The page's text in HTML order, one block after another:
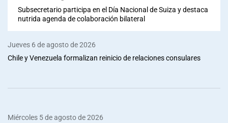
Subsecretario participa en el Día Nacional de Suiza y destaca
nutrida agenda de colaboración bilateral
Jueves 6 de agosto de 2026
Chile y Venezuela formalizan reinicio de relaciones consulares
Miércoles 5 de agosto de 2026